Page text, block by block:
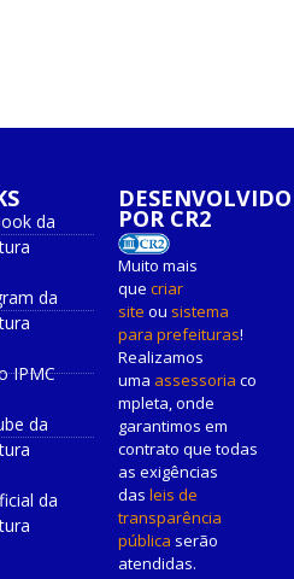
da
da
IPMC
da
da
DESENVOLVIDO
POR CR2
Muito mais
que criar
site ou sistema
para prefeituras!
Realizamos
uma assessoria co
mpleta, onde
garantimos em
contrato que todas
as exigências
das leis de
transparência
pública serão
atendidas.